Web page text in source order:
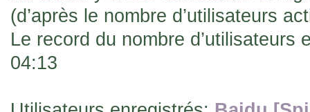
collectionneurs. Mais en règle
fait normal pour ce type de carte.
26 Déc 2023, 13:46
acheter une réédition de cette Hondan ?
(d’après le nombre d’utilisateurs
Le record du nombre d’utilisateurs
04:13